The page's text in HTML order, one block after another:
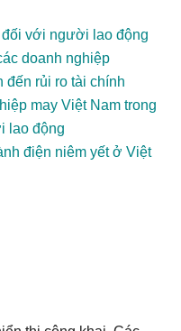
với người lao động
doanh nghiệp
đến rủi ro tài chính
may Việt Nam trong
lao động
điện niêm yết ở Việt